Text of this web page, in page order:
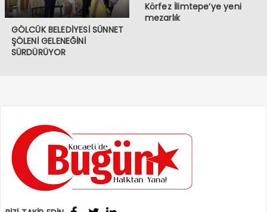
GÖLCÜK BELEDİYESİ SÜNNET
ŞÖLENİ GELENEĞİNİ
SÜRDÜRÜYOR
Körfez İlimtepe’ye yeni
mezarlık